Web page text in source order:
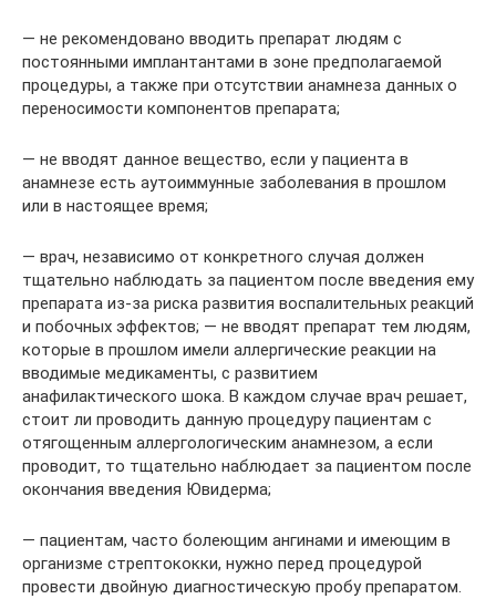
— не рекомендовано вводить препарат людям с
постоянными имплантантами в зоне предполагаемой
процедуры, а также при отсутствии анамнеза данных о
переносимости компонентов препарата;
— не вводят данное вещество, если у пациента в
анамнезе есть аутоиммунные заболевания в прошлом
или в настоящее время;
— врач, независимо от конкретного случая должен
тщательно наблюдать за пациентом после введения ему
препарата из-за риска развития воспалительных реакций
и побочных эффектов; — не вводят препарат тем людям,
которые в прошлом имели аллергические реакции на
вводимые медикаменты, с развитием
анафилактического шока. В каждом случае врач решает,
стоит ли проводить данную процедуру пациентам с
отягощенным аллергологическим анамнезом, а если
проводит, то тщательно наблюдает за пациентом после
окончания введения Ювидерма;
— пациентам, часто болеющим ангинами и имеющим в
организме стрептококки, нужно перед процедурой
провести двойную диагностическую пробу препаратом.